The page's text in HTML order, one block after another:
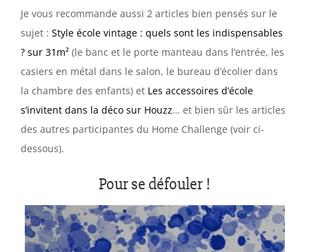
Je vous recommande aussi 2 articles bien pensés sur le
sujet : Style école vintage : quels sont les indispensables
? sur 31m² (le banc et le porte manteau dans l’entrée, les
casiers en métal dans le salon, le bureau d’écolier dans
la chambre des enfants) et Les accessoires d’école
s’invitent dans la déco sur Houzz… et bien sûr les articles
des autres participantes du Home Challenge (voir ci-
dessous).
Pour se défouler !